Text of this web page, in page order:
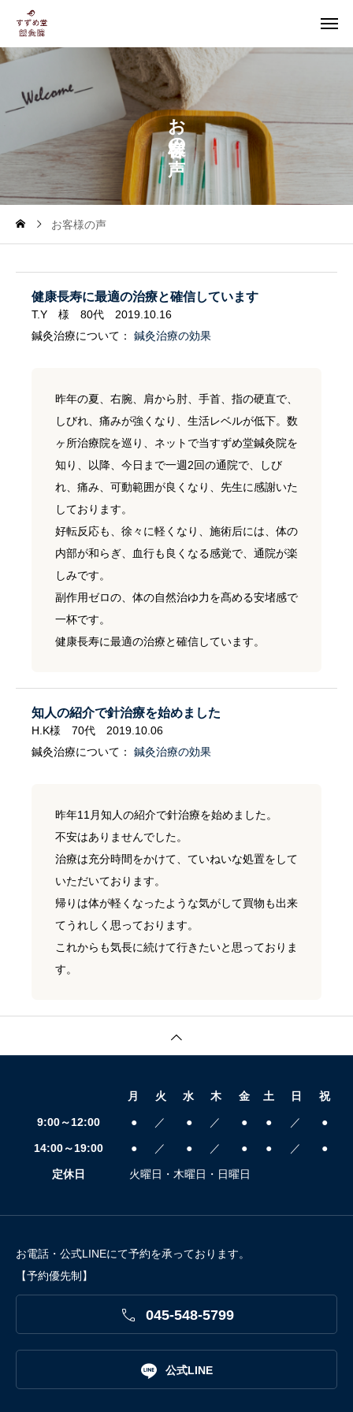
お
の
お客様の声
健康長寿に最適の治療と確信しています
T.Y 様 80代 2019.10.16
鍼灸治療について： 鍼灸治療の効果
昨年の夏、右腕、肩から肘、手首、指の硬直で、
しびれ、痛みが強くなり、生活レベルが低下。数
ヶ所治療院を巡り、ネットで当すずめ堂鍼灸院を
知り、以降、今日まで一週2回の通院で、しび
れ、痛み、可動範囲が良くなり、先生に感謝いた
しております。
好転反応も、徐々に軽くなり、施術后には、体の
内部が和らぎ、血行も良くなる感覚で、通院が楽
しみです。
副作用ゼロの、体の自然治ゆ力を髙める安堵感で
一杯です。
健康長寿に最適の治療と確信しています。
知人の紹介で針治療を始めました
H.K様 70代 2019.10.06
鍼灸治療について： 鍼灸治療の効果
昨年11月知人の紹介で針治療を始めました。
不安はありませんでした。
治療は充分時間をかけて、ていねいな処置をして
いただいております。
帰りは体が軽くなったような気がして買物も出来
てうれしく思っております。
これからも気長に続けて行きたいと思っておりま
す。
月 火 水 木 金 土 日 祝
9:00～12:00 ● ／ ● ／ ● ● ／ ●
14:00～19:00 ● ／ ● ／ ● ● ／ ●
定休日 火曜日・木曜日・日曜日
お電話・公式LINEにて予約を承っております。
【予約優先制】
 045-548-5799
 公式LINE